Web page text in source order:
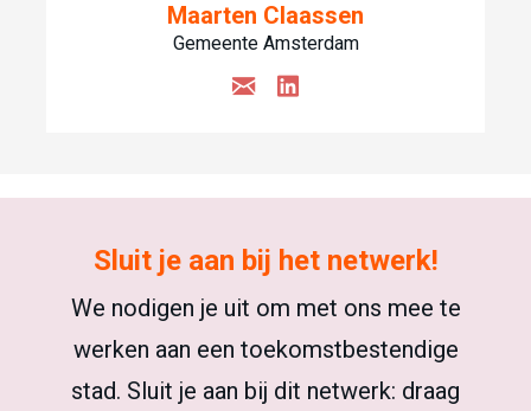
Maarten Claassen
Gemeente Amsterdam
Sluit je aan bij het netwerk!
We nodigen je uit om met ons mee te
werken aan een toekomstbestendige
stad. Sluit je aan bij dit netwerk: draag